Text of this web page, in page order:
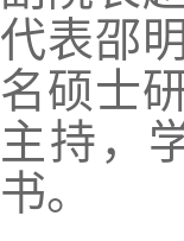
代表邵
名硕士
主持，
书。